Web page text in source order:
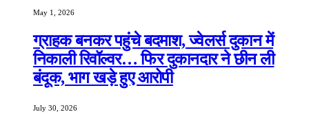
May 1, 2026
ग्राहक बनकर पहुंचे बदमाश, ज्वेलर्स दुकान में
निकाली रिवॉल्वर… फिर दुकानदार ने छीन ली
बंदूक, भाग खड़े हुए आरोपी
July 30, 2026